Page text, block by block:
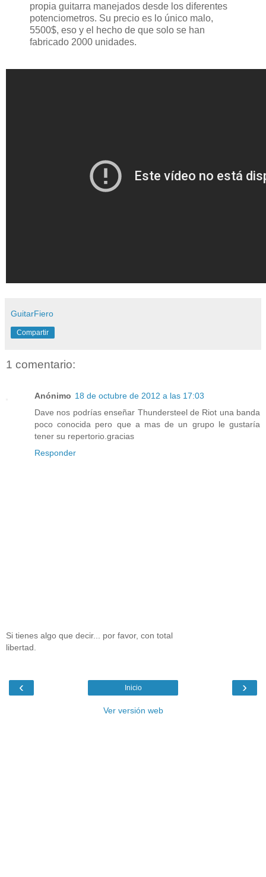
propia guitarra manejados desde los diferentes
potenciometros. Su precio es lo único malo,
5500$, eso y el hecho de que solo se han
fabricado 2000 unidades.
GuitarFiero
Compartir
1 comentario:
Anónimo 18 de octubre de 2012 a las 17:03
Dave nos podrías enseñar Thundersteel de Riot una banda
poco conocida pero que a mas de un grupo le gustaría
tener su repertorio.gracias
Responder
Si tienes algo que decir... por favor, con total
libertad.
‹ ›
Inicio
Ver versión web